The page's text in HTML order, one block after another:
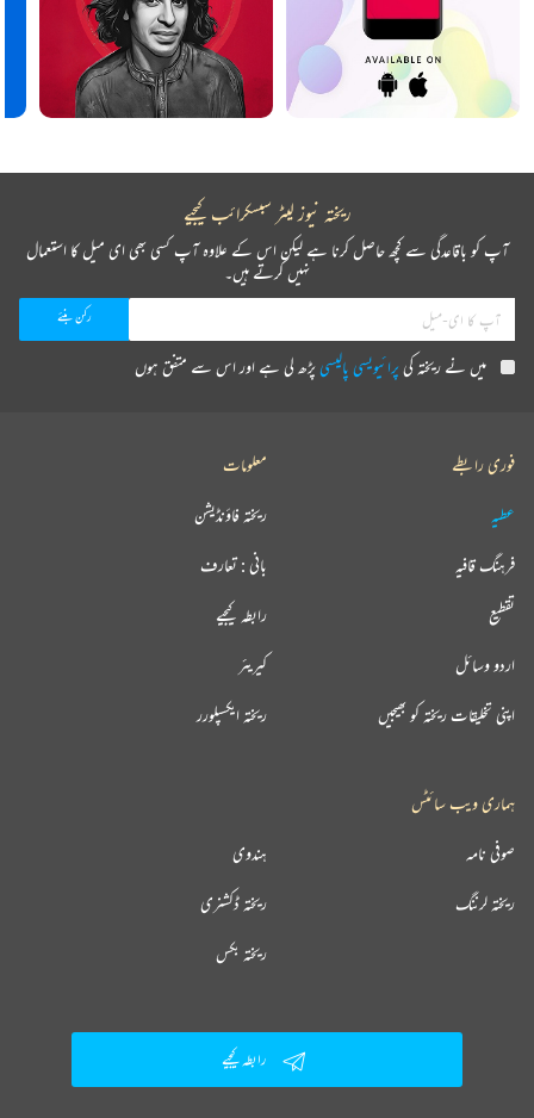
ریختہ نیوز لیٹر سبسکرائب کیجیے
آپ کو باقاعدگی سے کچھ حاصل کرنا ہے لیکن اس کے علاوہ آپ کسی بھی ای میل کا استعمال
نہیں کرتے ہیں۔
میں نے ریختہ کیپرائیویسی پالیسیپڑھ لی ہے اور اس سے متفق ہوں
فوری رابطے
عطیہ
فرہنگ قافیہ
تقطیع
اردو وسائل
اپنی تخلیقات ریختہ کو بھیجیں
معلومات
ریختہ فاؤنڈیشن
بانی : تعارف
رابطہ کیجیے
کیریئر
ریختہ ایکسپلورر
ہماری ویب سائٹس
ہندوی صوفی نامہ
ریختہ ڈکشنری ریختہ لرننگ
ریختہ بکس
رابطہ کیجیے